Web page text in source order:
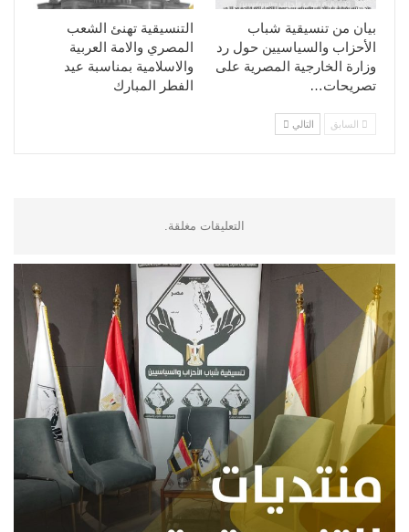
التنسيقية تهنئ الشعب
المصري والامة العربية
والاسلامية بمناسبة عيد
الفطر المبارك
بيان من تنسيقية شباب
الأحزاب والسياسيين حول رد
وزارة الخارجية المصرية على
تصريحات…
السابق التالي
التعليقات مغلقة.